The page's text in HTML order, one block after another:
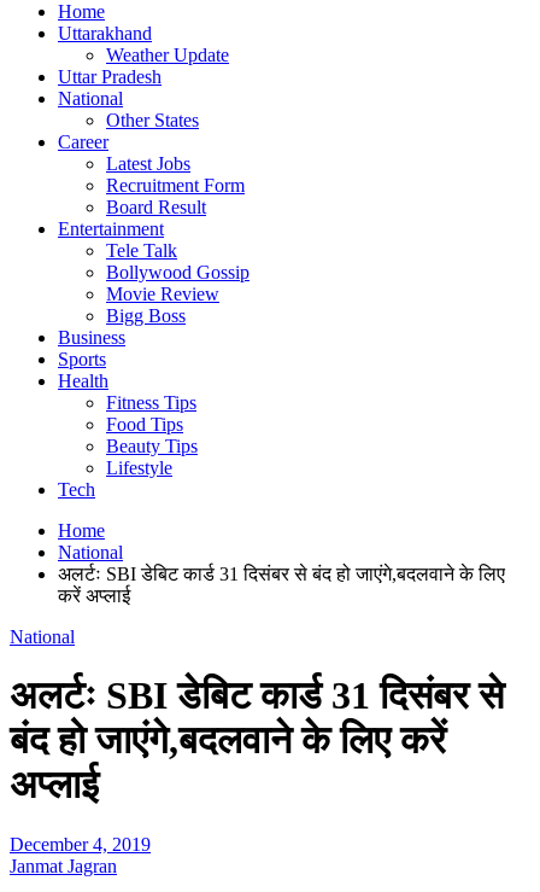
Home
Uttarakhand
Weather Update
Uttar Pradesh
National
Other States
Career
Latest Jobs
Recruitment Form
Board Result
Entertainment
Tele Talk
Bollywood Gossip
Movie Review
Bigg Boss
Business
Sports
Health
Fitness Tips
Food Tips
Beauty Tips
Lifestyle
Tech
Home
National
अलर्टः SBI डेबिट कार्ड 31 दिसंबर से बंद हो जाएंगे,बदलवाने के लिए
करें अप्लाई
National
अलर्टः SBI डेबिट कार्ड 31 दिसंबर से
बंद हो जाएंगे,बदलवाने के लिए करें
अप्लाई
December 4, 2019
Janmat Jagran